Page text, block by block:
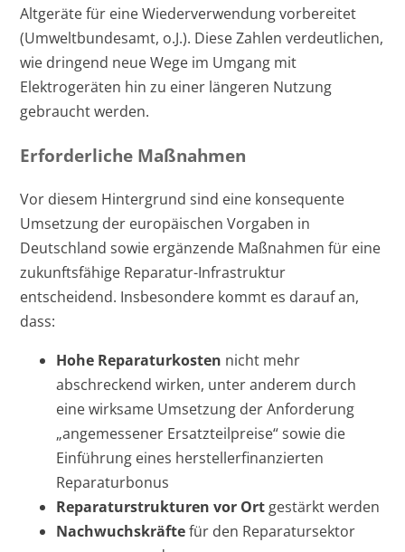
Altgeräte für eine Wiederverwendung vorbereitet
(Umweltbundesamt, o.J.). Diese Zahlen verdeutlichen,
wie dringend neue Wege im Umgang mit
Elektrogeräten hin zu einer längeren Nutzung
gebraucht werden.
Erforderliche Maßnahmen
Vor diesem Hintergrund sind eine konsequente
Umsetzung der europäischen Vorgaben in
Deutschland sowie ergänzende Maßnahmen für eine
zukunftsfähige Reparatur-Infrastruktur
entscheidend. Insbesondere kommt es darauf an,
dass:
Hohe Reparaturkosten nicht mehr
abschreckend wirken, unter anderem durch
eine wirksame Umsetzung der Anforderung
„angemessener Ersatzteilpreise“ sowie die
Einführung eines herstellerfinanzierten
Reparaturbonus
Reparaturstrukturen vor Ortgestärkt werden
Nachwuchskräftefür den Reparatursektor